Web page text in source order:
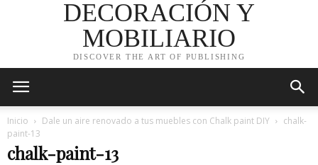
DECORACIÓN Y
MOBILIARIO
DISCOVER THE ART OF PUBLISHING
Inicio Dale un aire renovado a tus muebles con Chalk paint DIY
chalk-
paint-13
chalk-paint-13